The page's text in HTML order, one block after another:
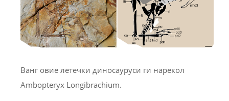
Ванг овие летечки диносауруси ги нарекол
Ambopteryx Longibrachium.